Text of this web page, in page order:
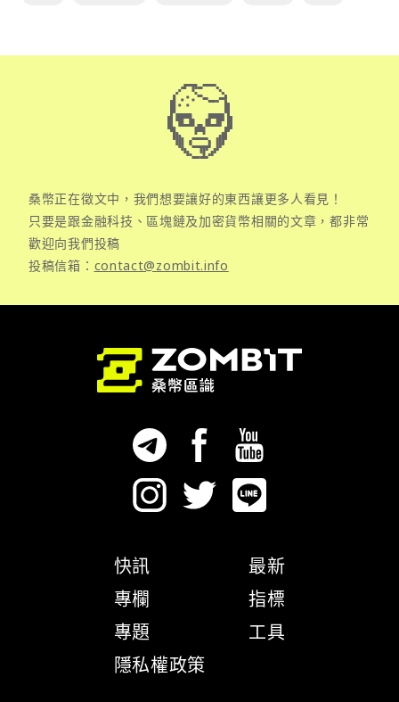
桑幣正在徵文中，我們想要讓好的東西讓更多人看見！
只要是跟金融科技、區塊鏈及加密貨幣相關的文章，都非常
歡迎向我們投稿
投稿信箱： contact@zombit.info
快訊
專欄
專題
隱私權政策
最新
指標
工具